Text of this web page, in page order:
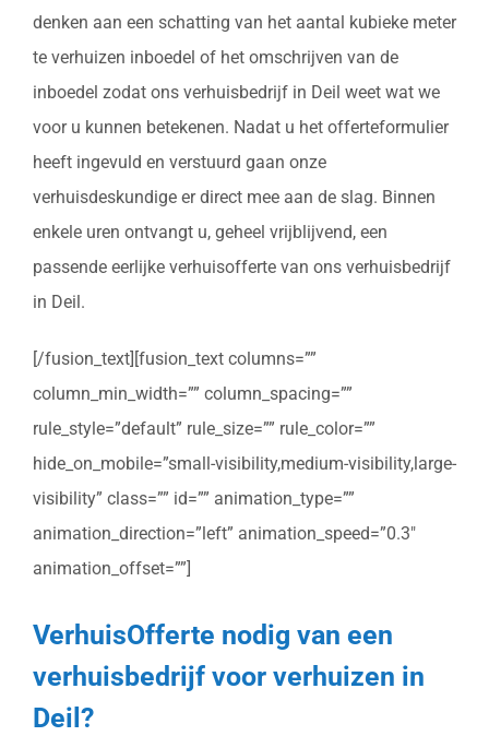
denken aan een schatting van het aantal kubieke meter
te verhuizen inboedel of het omschrijven van de
inboedel zodat ons verhuisbedrijf in Deil weet wat we
voor u kunnen betekenen. Nadat u het offerteformulier
heeft ingevuld en verstuurd gaan onze
verhuisdeskundige er direct mee aan de slag. Binnen
enkele uren ontvangt u, geheel vrijblijvend, een
passende eerlijke verhuisofferte van ons verhuisbedrijf
in Deil.
[/fusion_text][fusion_text columns=””
column_min_width=”” column_spacing=””
rule_style=”default” rule_size=”” rule_color=””
hide_on_mobile=”small-visibility,medium-visibility,large-
visibility” class=”” id=”” animation_type=””
animation_direction=”left” animation_speed=”0.3″
animation_offset=””]
VerhuisOfferte nodig van een
verhuisbedrijf voor verhuizen in
Deil?